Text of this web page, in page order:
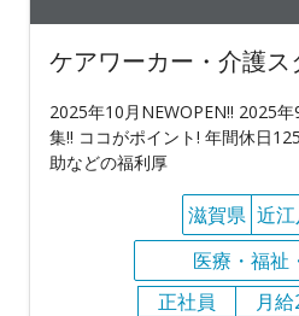
ケアワーカー・介護ス
2025年10月NEWOPEN!! 2025
集!! ココがポイント! 年間休日
助などの福利厚
滋賀県 近
医療・福祉
正社員
月